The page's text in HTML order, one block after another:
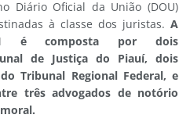
Diário Oficial da União (DOU)
à classe dos juristas. A
PI é composta por dois
de Justiça do Piauí, dois
Tribunal Regional Federal, e
três advogados de notório